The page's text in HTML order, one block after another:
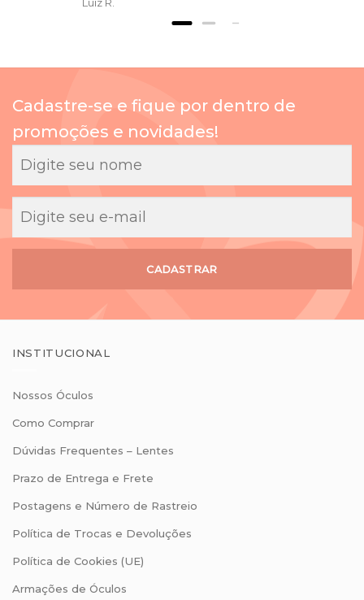
atenciosos e
mesmo para
compras.
Luiz R.
Cadastre-se e fique por dentro de
promoções e novidades!
CADASTRAR
INSTITUCIONAL
Nossos Óculos
Como Comprar
Dúvidas Frequentes – Lentes
Prazo de Entrega e Frete
Postagens e Número de Rastreio
Política de Trocas e Devoluções
Política de Cookies (UE)
Armações de Óculos